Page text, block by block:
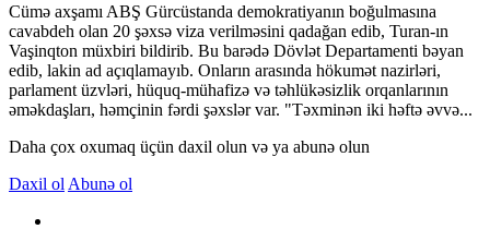
Cümə axşamı ABŞ Gürcüstanda demokratiyanın boğulmasına
cavabdeh olan 20 şəxsə viza verilməsini qadağan edib, Turan-ın
Vaşinqton müxbiri bildirib. Bu barədə Dövlət Departamenti bəyan
edib, lakin ad açıqlamayıb. Onların arasında hökumət nazirləri,
parlament üzvləri, hüquq-mühafizə və təhlükəsizlik orqanlarının
əməkdaşları, həmçinin fərdi şəxslər var. "Təxminən iki həftə əvvə...
Daha çox oxumaq üçün daxil olun və ya abunə olun
Daxil ol Abunə ol